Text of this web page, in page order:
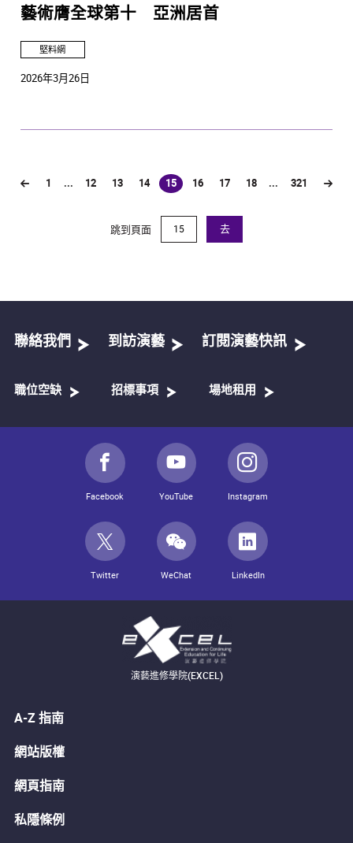
藝術膺全球第十 亞洲居首
堅料網
2026年3月26日
1 ... 12 13 14 15
(current)
16 17 18 ... 321
跳到頁面 去
聯絡我們 到訪演藝 訂閱演藝快訊
職位空缺 招標事項 場地租用
Facebook YouTube Instagram
Twitter WeChat LinkedIn
演藝進修學院(EXCEL)
A-Z 指南
網站版權
網頁指南
私隱條例